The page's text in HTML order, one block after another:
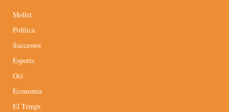
Mollet
Política
Successos
Esports
Oci
Economia
El Temps